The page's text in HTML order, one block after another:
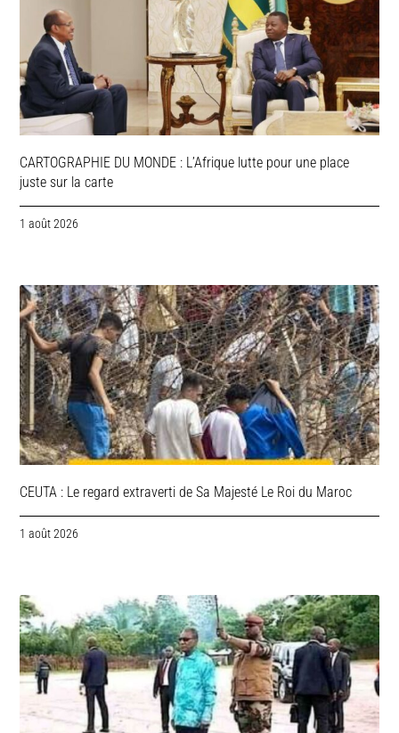
CARTOGRAPHIE DU MONDE : L’Afrique lutte pour une place
juste sur la carte
1 août 2026
CEUTA : Le regard extraverti de Sa Majesté Le Roi du Maroc
1 août 2026